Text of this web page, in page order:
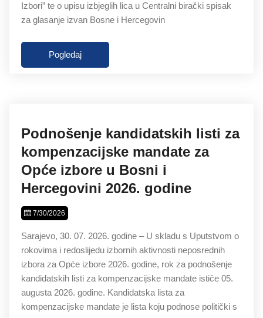
Izbori” te o upisu izbjeglih lica u Centralni birački spisak
za glasanje izvan Bosne i Hercegovin
Pogledaj
Podnošenje kandidatskih listi za
kompenzacijske mandate za
Opće izbore u Bosni i
Hercegovini 2026. godine
7/30/2026
Sarajevo, 30. 07. 2026. godine – U skladu s Uputstvom o
rokovima i redoslijedu izbornih aktivnosti neposrednih
izbora za Opće izbore 2026. godine, rok za podnošenje
kandidatskih listi za kompenzacijske mandate ističe 05.
augusta 2026. godine. Kandidatska lista za
kompenzacijske mandate је lista koju podnose politički s